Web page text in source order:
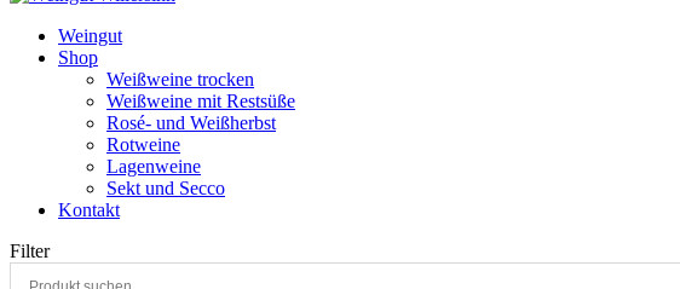
Weingut
Shop
Weißweine trocken
Weißweine mit Restsüße
Rosé- und Weißherbst
Rotweine
Lagenweine
Sekt und Secco
Kontakt
Filter